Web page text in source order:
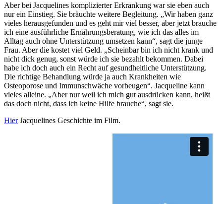
Aber bei Jacquelines komplizierter Erkrankung war sie eben auch
nur ein Einstieg. Sie bräuchte weitere Begleitung. „Wir haben ganz
vieles herausgefunden und es geht mir viel besser, aber jetzt brauche
ich eine ausführliche Ernährungsberatung, wie ich das alles im
Alltag auch ohne Unterstützung umsetzen kann“, sagt die junge
Frau. Aber die kostet viel Geld. „Scheinbar bin ich nicht krank und
nicht dick genug, sonst würde ich sie bezahlt bekommen. Dabei
habe ich doch auch ein Recht auf gesundheitliche Unterstützung.
Die richtige Behandlung würde ja auch Krankheiten wie
Osteoporose und Immunschwäche vorbeugen“. Jacqueline kann
vieles alleine. „Aber nur weil ich mich gut ausdrücken kann, heißt
das doch nicht, dass ich keine Hilfe brauche“, sagt sie.
HierJacquelines Geschichte im Film.